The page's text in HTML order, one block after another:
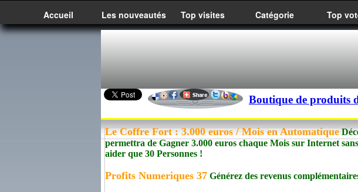
Accueil Les nouveautés Top visites Catégorie Top
Boutique de produits
Le Coffre Fort : 3.000 euros / Mois en Automatique
permettra de Gagner 3.000 euros chaque Mois sur Internet
aider que 30 Personnes !
Profits Numeriques 37 Générez des revenus